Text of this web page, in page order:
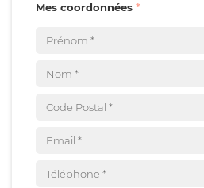
Mes coordonnées